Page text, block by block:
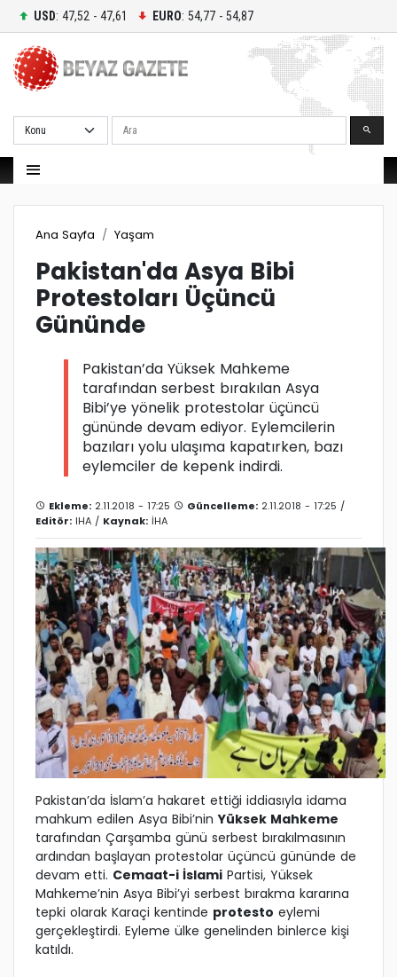
USD: 47,52 - 47,61 EURO: 54,77 - 54,87
Ara
Ana Sayfa Yaşam
Pakistan'da Asya Bibi
Protestoları Üçüncü
Gününde
Pakistan’da Yüksek Mahkeme
tarafından serbest bırakılan Asya
Bibi’ye yönelik protestolar üçüncü
gününde devam ediyor. Eylemcilerin
bazıları yolu ulaşıma kapatırken, bazı
eylemciler de kepenk indirdi.
Ekleme: 2.11.2018 - 17:25 Güncelleme: 2.11.2018 - 17:25 /
Editör: IHA / Kaynak: İHA
Pakistan’da İslam’a hakaret ettiği iddiasıyla idama
mahkum edilen Asya Bibi’ninYüksek Mahkeme
tarafından Çarşamba günü serbest bırakılmasının
ardından başlayan protestolar üçüncü gününde de
devam etti. Cemaat-i İslami Partisi, Yüksek
Mahkeme’nin Asya Bibi’yi serbest bırakma kararına
tepki olarak Karaçi kentinde protesto eylemi
gerçekleştirdi. Eyleme ülke genelinden binlerce kişi
katıldı.